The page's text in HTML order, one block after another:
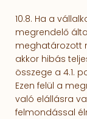
10.8. Ha a
megrendelő
meghatározott
akkor hibás
összege a 4.1.
Ezen felül a
való elál­lásra
felmondással